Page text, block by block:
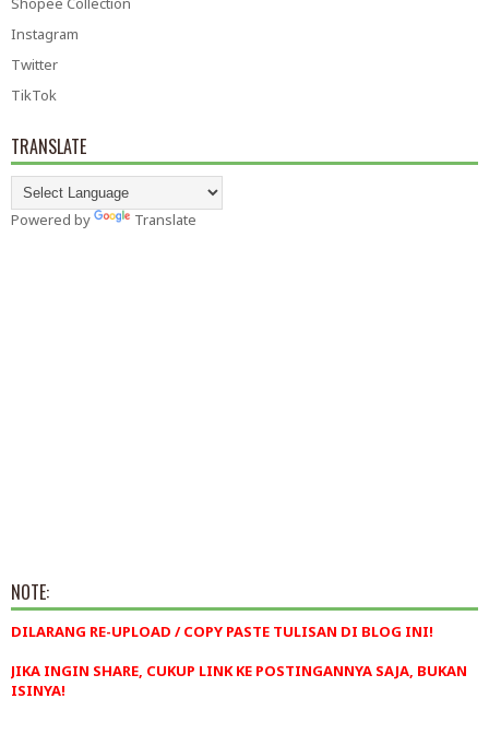
Instagram
Twitter
TikTok
TRANSLATE
Powered by Translate
NOTE:
DILARANG RE-UPLOAD / COPY PASTE TULISAN DI BLOG INI!
JIKA INGIN SHARE, CUKUP LINK KE POSTINGANNYA SAJA, BUKAN
ISINYA!